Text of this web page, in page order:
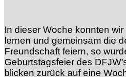
In dieser Woche konnten
lernen und gemeinsam die
Freundschaft feiern, so
Geburtstagsfeier des
blicken zurück auf eine